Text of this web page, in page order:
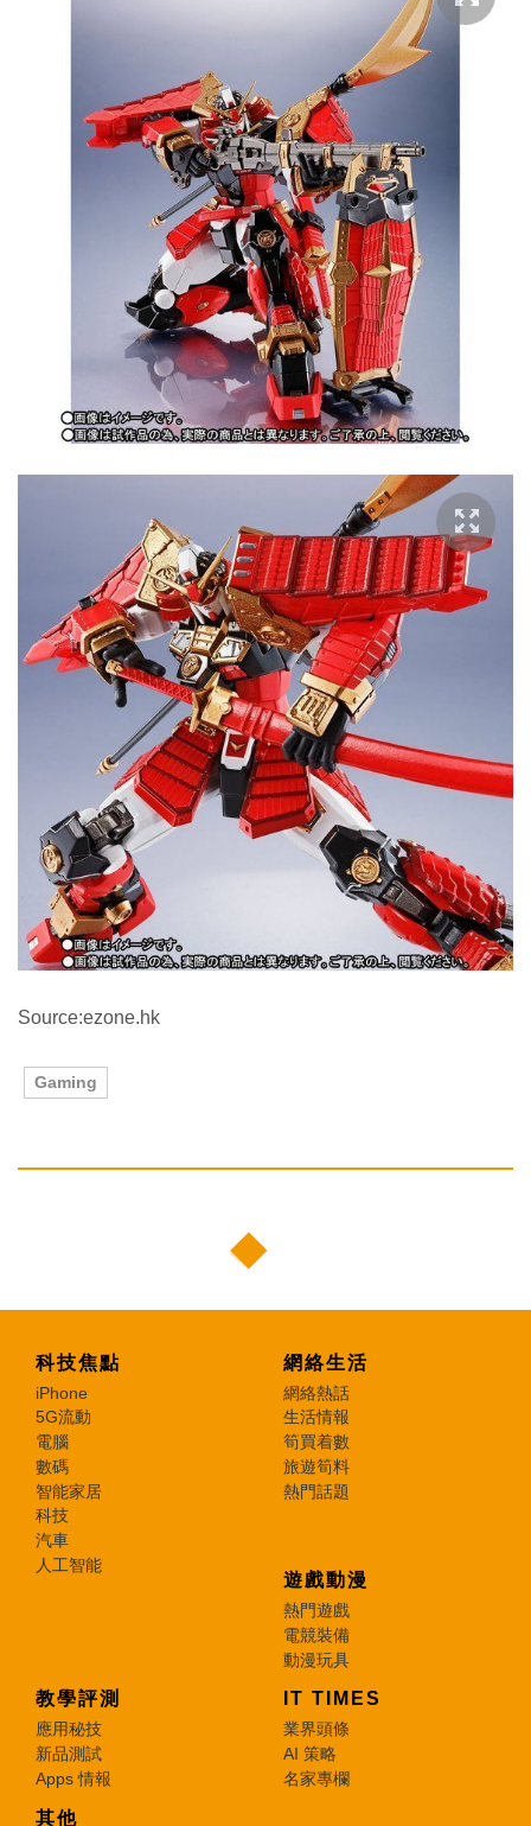
Source:ezone.hk
Gaming
科技焦點
iPhone
5G流動
電腦
數碼
智能家居
科技
汽車
人工智能
網絡生活
網絡熱話
生活情報
筍買着數
旅遊筍料
熱門話題
遊戲動漫
熱門遊戲
電競裝備
動漫玩具
教學評測
應用秘技
新品測試
Apps 情報
IT TIMES
業界頭條
AI 策略
名家專欄
其他